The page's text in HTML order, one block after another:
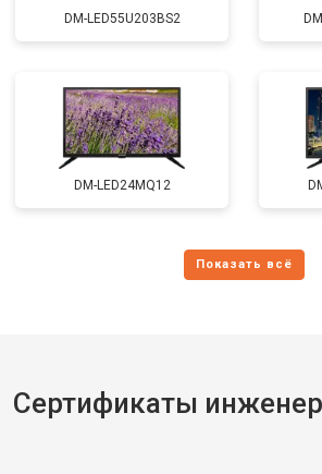
DM-LED55U203BS2
DM-LED24MQ12
Сертификаты